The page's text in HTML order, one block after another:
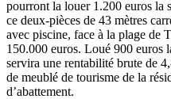
pourront la louer 1.200 euros la
ce deux-pièces de 43 mètres
avec piscine, face à la plage de
150.000 euros. Loué 900 euros
servira une rentabilité brute de
de meublé de tourisme de la
d’abattement.